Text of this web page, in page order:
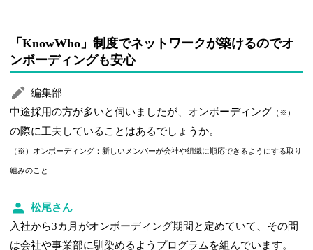
「KnowWho」制度でネットワークが築けるのでオ
ンボーディングも安心
編集部
中途採用の方が多いと伺いましたが、オンボーディング （※）
の際に工夫していることはあるでしょうか。
（※）オンボーディング：新しいメンバーが会社や組織に順応できるようにする取り
組みのこと
松尾さん
入社から3カ月がオンボーディング期間と定めていて、その間
は会社や事業部に馴染めるようプログラムを組んでいます。